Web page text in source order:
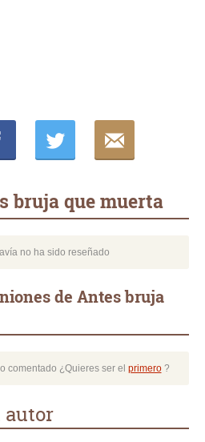
bruja que muerta
no ha sido reseñado
de Antes bruja
comentado ¿Quieres ser el primero?
autor